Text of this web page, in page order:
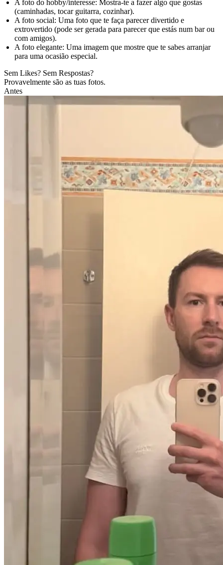
A foto do hobby/interesse: Mostra-te a fazer algo que gostas
(caminhadas, tocar guitarra, cozinhar).
A foto social: Uma foto que te faça parecer divertido e
extrovertido (pode ser gerada para parecer que estás num bar ou
com amigos).
A foto elegante: Uma imagem que mostre que te sabes arranjar
para uma ocasião especial.
Sem Likes? Sem Respostas?
Provavelmente são as tuas fotos.
Antes